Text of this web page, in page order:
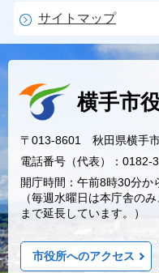
サイトマップ
横手市
〒013-8601 秋田県横手
電話番号（代表）：
開庁時間：午前8時30分か
（毎週水曜日は本庁舎の
まで延長しています。）
市役所へのアクセス